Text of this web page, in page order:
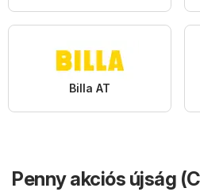
Billa AT
Penny akciós újság